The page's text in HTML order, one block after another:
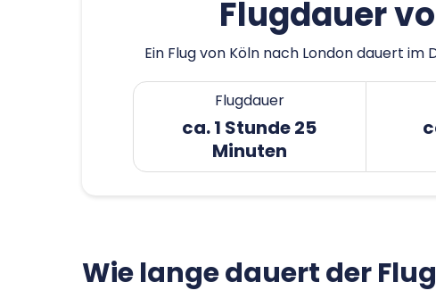
Flugdauer
Ein Flug von Köln nach London dauert
Flugdauer
ca. 1 Stunde 25
Minuten
Wie lange dauert der